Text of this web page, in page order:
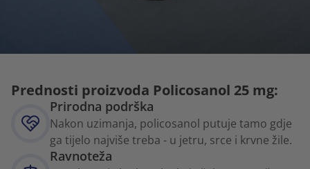
Prednosti proizvoda Policosanol 25 mg:
Prirodna podrška
Nakon uzimanja, policosanol putuje tamo gdje
ga tijelo najviše treba - u jetru, srce i krvne žile.
Ravnoteža